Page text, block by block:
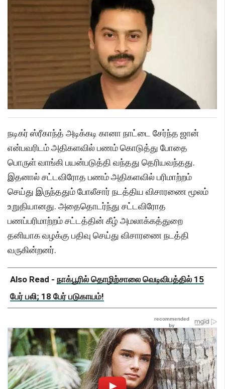
நடிகர் ஸ்ரீகாந்த் அடிக்கடி கானா நாட்டை சேர்ந்த ஜான்
என்பவரிடம் அதிகளவில் பணம் கொடுத்து போதை
பொருள் வாங்கி பயன்படுத்தி வந்தது தெரியவந்தது.
இதனால் சட்டவிரோத பணம் அதிகளவில் பரிமாற்றம்
செய்து இருந்ததும் போலீசார் நடத்திய விசாரணை மூலம்
உறுதியானது. அதைதொடர்ந்து சட்டவிரோத
பணப்பரிமாற்றம் சட்டத்தின் கீழ் அமலாக்கத்துறை
தனியாக வழக்கு பதிவு செய்து விசாரணை நடத்தி
வருகின்றனர்.
Also Read - நாக்பூரில் தொழிற்சாலை வெடிவிபத்தில் 15
பேர் பலி; 18 பேர் படுகாயம்!